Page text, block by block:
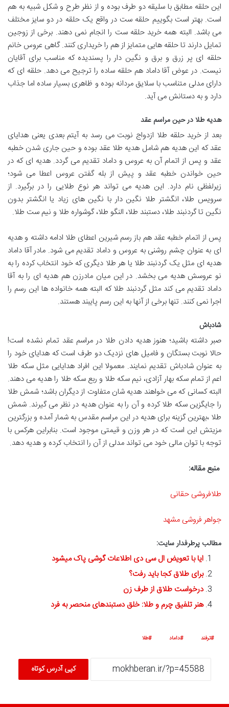
این حلقه مطابق با سلیقه دو طرف بوده و از نظر طرح و شکل شبیه به هم
است. بهتر است بگوییم حلقه ست در واقع یک حلقه در دو سایز مختلف
می باشد. البته همه خرید حلقه ست را انجام نمی دهند. برخی از زوجین
تمایل دارند تا حلقه هایی متمایز از هم را خریداری کنند. گاهی عروس خانم
حلقه ای پر زرق و برق و نگین دار را پسندیده که مناسب برای آقایان
نیست. در عوض آقا داماد هم حلقه ساده را ترجیح می دهد. حلقه ای که
دارای مدلی متناسب با سلایق مردانه بوده و ظاهری بسیار ساده اما جذاب
دارد و به دستانش می آید.
هدیه طلا در حین مراسم عقد
بعد از خرید حلقه طلا ازدواج نوبت می رسد به آیتم بعدی یعنی هدایای
عقد که این هدیه هم شامل هدیه طلا عقد بوده و حین جاری شدن خطبه
عقد و پس از اتمام آن به عروس و داماد تقدیم می گردد. هدیه ای که در
حین خواندن خطبه عقد و پیش از بله گفتن عروس اعطا می شود؛
زیرلفظی نام دارد. این هدیه می تواند هر نوع طلایی را در برگیرد. از
سرویس طلا، انگشتر طلا نگین دار با نگین های زیاد یا انگشتر بدون
نگین تا گردنبند طلا، دستبند طلا، النگو طلا، گوشواره طلا و نیم ست طلا.
پس از اتمام خطبه عقد هم باز رسم شیرین اعطای طلا ادامه داشته و هدیه
ای به عنوان چشم روشنی به عروس و داماد تقدیم می شود. مادر آقا داماد
هدیه ای مثل یک گردنبند طلا یا هر طلا دیگری که خود انتخاب کرده را به
نو عروسش هدیه می بخشد. در این میان مادرزن هم هدیه ای را به آقا
داماد تقدیم می کند مثل گردنبند طلا که البته همه خانواده ها این رسم را
اجرا نمی کنند. تنها برخی از آنها به این رسم پایبند هستند.
شادباش
صبر داشته باشید؛ هنوز هدیه دادن طلا در مراسم عقد تمام نشده است!
حالا نوبت بستگان و فامیل های نزدیک دو طرف است که هدایای خود را
به عنوان شادباش تقدیم نمایند. معمولا این افراد هدایایی مثل سکه طلا
اعم از تمام سکه بهار آزادی، نیم سکه طلا و ربع سکه طلا را هدیه می دهند.
البته کسانی که می خواهند هدیه شان متفاوت از دیگران باشد؛ شمش طلا
را جایگزین سکه طلا کرده و آن را به عنوان هدیه در نظر می گیرند. شمش
طلا ،بهترین گزینه برای هدیه در این مراسم مقدس به شمار آمده و بزرگترین
مزیتش این است که در هر وزن و قیمتی موجود است. بنابراین هرکس با
توجه با توان مالی خود می تواند مدلی از آن را انتخاب کرده و هدیه دهد.
منبع مقاله:
طلافروشی حقانی
جواهر فروشی مشهد
مطالب پرطرفدار سایت:
ایا با تعویض ال سی دی اطلاعات گوشی پاک میشود
برای طلاق کجا باید رفت؟
درخواست طلاق از طرف زن
هنر تلفیق چرم و طلا: خلق دستبندهای منحصر به فرد
ترفند داماد طلا
کپی آدرس کوتاه